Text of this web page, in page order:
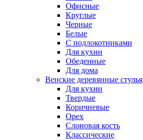
Офисные
Круглые
Черные
Белые
С подлокотниками
Для кухни
Обеденные
Для дома
Венские деревянные стулья
Для кухни
Твердые
Коричневые
Орех
Слоновая кость
Классические